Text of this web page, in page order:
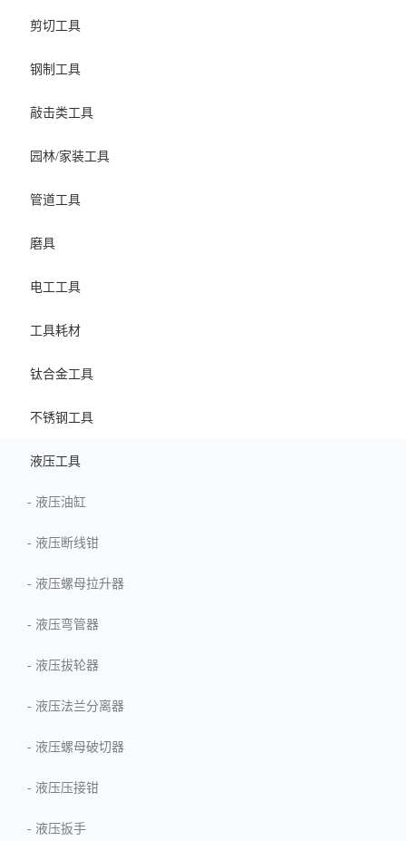
剪切工具
钢制工具
敲击类工具
园林/家装工具
管道工具
磨具
电工工具
工具耗材
钛合金工具
不锈钢工具
液压工具
- 液压油缸
- 液压断线钳
- 液压螺母拉升器
- 液压弯管器
- 液压拔轮器
- 液压法兰分离器
- 液压螺母破切器
- 液压压接钳
- 液压扳手